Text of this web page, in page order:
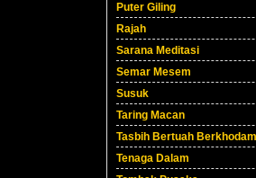
Puter Giling
Rajah
Sarana Meditasi
Semar Mesem
Susuk
Taring Macan
Tasbih Bertuah Berkhodam
Tenaga Dalam